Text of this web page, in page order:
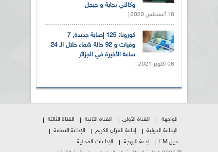
وكالتي بجاية و جيجل
18 أغسطس 2020 |
كورونا: 125 إصابة جديدة, 7
وفيات و 92 حالة شفاء خلال الـ 24
ساعة الأخيرة في الجزائر
06 أكتوبر 2021 |
الواجهة القناة الأولى القناة الثانية
القناة الثالثة
الإذاعة الدولية
إذاعة القرآن الكريم
الإذاعة الثقافة
جيل FM
إذعة البهجة
الإذاعات المحلية